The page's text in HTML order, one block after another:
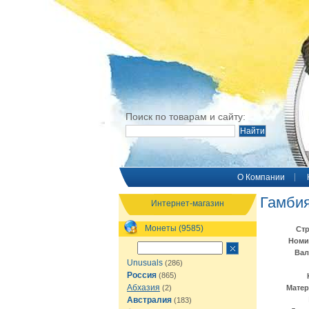
Поиск по товарам и сайту:
O Компании
Интернет-магазин
Монеты (9585)
Unusuals (286)
Россия (865)
Абхазия (2)
Австралия (183)